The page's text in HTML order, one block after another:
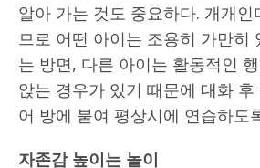
알아 가는 것도 중요하다. 개개
므로 어떤 아이는 조용히 가만히
는 방면, 다른 아이는 활동적인
앉는 경우가 있기 때문에 대화
어 방에 붙여 평상시에 연습하도
자존감 높이는 놀이